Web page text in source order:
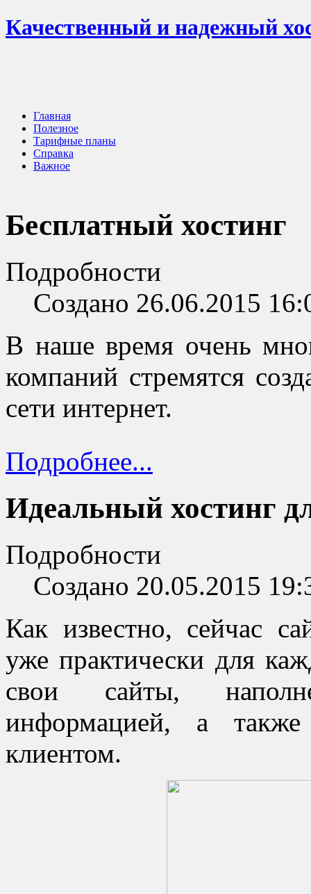
Качественный и надежный
Главная
Полезное
Тарифные планы
Справка
Важное
Бесплатный хостинг
Подробности
Создано 26.06.2015
В наше время очень
компаний стремятся
сети интернет.
Подробнее...
Идеальный хостинг
Подробности
Создано 20.05.2015
Как известно, сейчас
уже практически для
свои сайты,
информацией, а
клиентом.